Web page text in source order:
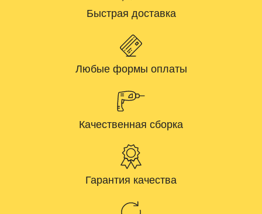
Быстрая доставка
Любые формы оплаты
Качественная сборка
Гарантия качества